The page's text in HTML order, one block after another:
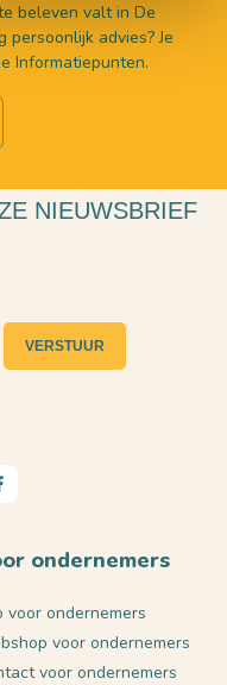
beleven valt in De
advies? Je
Informatiepunten.
NIEUWSBRIEF
VERSTUUR
ondernemers
voor ondernemers
voor ondernemers
voor ondernemers